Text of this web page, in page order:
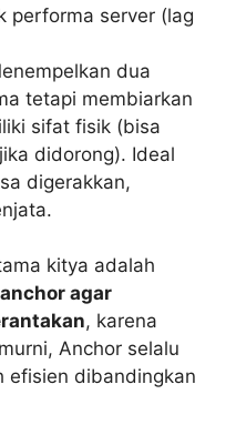
performa server (lag
dua
tetapi membiarkan
sifat fisik (bisa
didorong). Ideal
digerakkan,
kitya adalah
agar
, karena
Anchor selalu
efisien dibandingkan